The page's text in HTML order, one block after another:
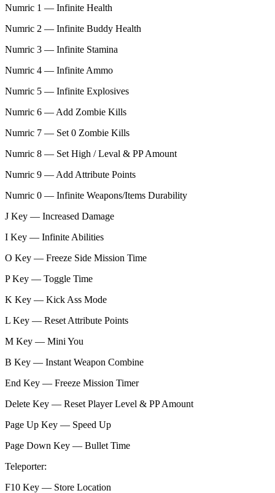
Numric 1 — Infinite Health
Numric 2 — Infinite Buddy Health
Numric 3 — Infinite Stamina
Numric 4 — Infinite Ammo
Numric 5 — Infinite Explosives
Numric 6 — Add Zombie Kills
Numric 7 — Set 0 Zombie Kills
Numric 8 — Set High / Leval & PP Amount
Numric 9 — Add Attribute Points
Numric 0 — Infinite Weapons/Items Durability
J Key — Increased Damage
I Key — Infinite Abilities
O Key — Freeze Side Mission Time
P Key — Toggle Time
K Key — Kick Ass Mode
L Key — Reset Attribute Points
M Key — Mini You
B Key — Instant Weapon Combine
End Key — Freeze Mission Timer
Delete Key — Reset Player Level & PP Amount
Page Up Key — Speed Up
Page Down Key — Bullet Time
Teleporter:
F10 Key — Store Location